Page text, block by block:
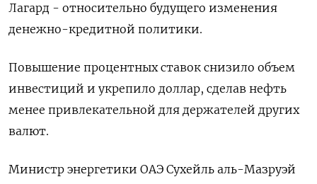
Лагард - относительно будущего изменения
денежно-кредитной политики.
Повышение процентных ставок снизило объем
инвестиций и укрепило доллар, сделав нефть
менее привлекательной для держателей других
валют.
Министр энергетики ОАЭ Сухейль аль-Мазруэй